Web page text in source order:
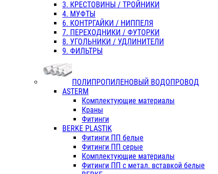
3. КРЕСТОВИНЫ / ТРОЙНИКИ
4. МУФТЫ
6. КОНТРГАЙКИ / НИППЕЛЯ
7. ПЕРЕХОДНИКИ / ФУТОРКИ
8. УГОЛЬНИКИ / УДЛИНИТЕЛИ
9. ФИЛЬТРЫ
ПОЛИПРОПИЛЕНОВЫЙ ВОДОПРОВОД
ASTERM
Комплектующие материалы
Краны
Фитинги
BERKE PLASTIK
Фитинги ПП белые
Фитинги ПП серые
Комплектующие материалы
Фитинги ПП с метал. вставкой белые